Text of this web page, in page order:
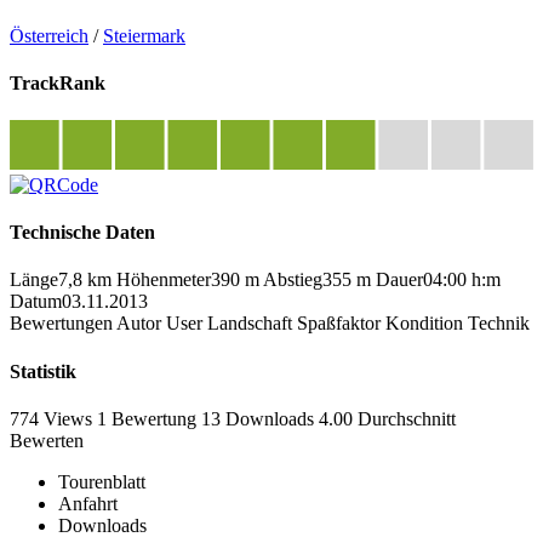
Österreich / Steiermark
TrackRank
Technische Daten
Länge7,8 km Höhenmeter390 m Abstieg355 m Dauer04:00 h:m
Datum03.11.2013
Bewertungen Autor User Landschaft Spaßfaktor Kondition Technik
Statistik
774 Views 1 Bewertung 13 Downloads 4.00 Durchschnitt
Bewerten
Tourenblatt
Anfahrt
Downloads